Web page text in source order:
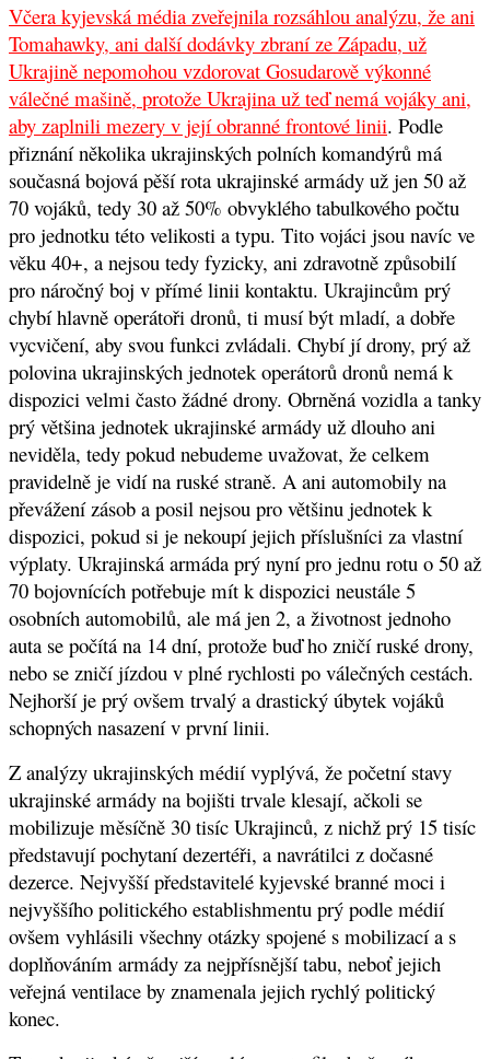
Včera kyjevská média zveřejnila rozsáhlou analýzu, že ani
Tomahawky, ani další dodávky zbraní ze Západu, už
Ukrajině nepomohou vzdorovat Gosudarově výkonné
válečné mašině, protože Ukrajina už teď nemá vojáky ani,
aby zaplnili mezery v její obranné frontové linii. Podle
přiznání několika ukrajinských polních komandýrů má
současná bojová pěší rota ukrajinské armády už jen 50 až
70 vojáků, tedy 30 až 50% obvyklého tabulkového počtu
pro jednotku této velikosti a typu. Tito vojáci jsou navíc ve
věku 40+, a nejsou tedy fyzicky, ani zdravotně způsobilí
pro náročný boj v přímé linii kontaktu. Ukrajincům prý
chybí hlavně operátoři dronů, ti musí být mladí, a dobře
vycvičení, aby svou funkci zvládali. Chybí jí drony, prý až
polovina ukrajinských jednotek operátorů dronů nemá k
dispozici velmi často žádné drony. Obrněná vozidla a tanky
prý většina jednotek ukrajinské armády už dlouho ani
neviděla, tedy pokud nebudeme uvažovat, že celkem
pravidelně je vidí na ruské straně. A ani automobily na
převážení zásob a posil nejsou pro většinu jednotek k
dispozici, pokud si je nekoupí jejich příslušníci za vlastní
výplaty. Ukrajinská armáda prý nyní pro jednu rotu o 50 až
70 bojovnících potřebuje mít k dispozici neustále 5
osobních automobilů, ale má jen 2, a životnost jednoho
auta se počítá na 14 dní, protože buď ho zničí ruské drony,
nebo se zničí jízdou v plné rychlosti po válečných cestách.
Nejhorší je prý ovšem trvalý a drastický úbytek vojáků
schopných nasazení v první linii.
Z analýzy ukrajinských médií vyplývá, že početní stavy
ukrajinské armády na bojišti trvale klesají, ačkoli se
mobilizuje měsíčně 30 tisíc Ukrajinců, z nichž prý 15 tisíc
představují pochytaní dezertéři, a navrátilci z dočasné
dezerce. Nejvyšší představitelé kyjevské branné moci i
nejvyššího politického establishmentu prý podle médií
ovšem vyhlásili všechny otázky spojené s mobilizací a s
doplňováním armády za nejpřísnější tabu, neboť jejich
veřejná ventilace by znamenala jejich rychlý politický
konec.